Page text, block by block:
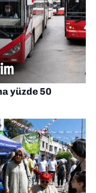
yüzde 50